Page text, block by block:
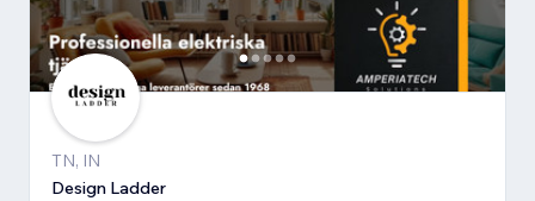
TN, IN
Design Ladder